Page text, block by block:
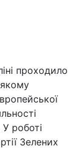
проходило
роботі
Зелених